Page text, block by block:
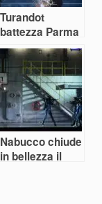
Turandot
battezza Parma
Capitale Italiana
della Cultura
2020
Nabucco chiude
in bellezza il